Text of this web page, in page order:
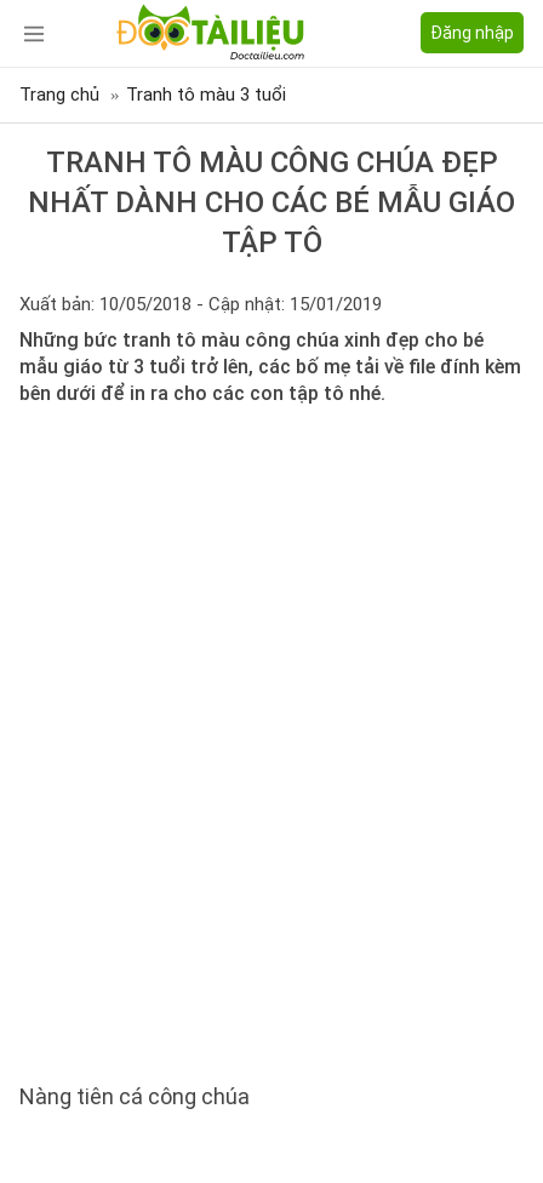
Đăng nhập
Trang chủ Tranh tô màu 3 tuổi
TRANH TÔ MÀU CÔNG CHÚA ĐẸP
NHẤT DÀNH CHO CÁC BÉ MẪU GIÁO
TẬP TÔ
Xuất bản: 10/05/2018 - Cập nhật: 15/01/2019
Những bức tranh tô màu công chúa xinh đẹp cho bé
mẫu giáo từ 3 tuổi trở lên, các bố mẹ tải về file đính kèm
bên dưới để in ra cho các con tập tô nhé.
Nàng tiên cá công chúa